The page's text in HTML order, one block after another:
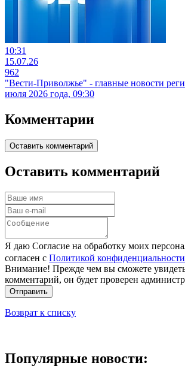
10:31
15.07.26
962
"Вести-Приволжье" - главные новости
июля 2026 года, 09:30
Комментарии
Оставить комментарий
Оставить комментарий
Я даю Согласие на обработку моих
согласен с Политикой конфиденциальности
Внимание! Прежде чем вы сможете
комментарий, он будет проверен
Отправить
Возврат к списку
Популярные новости: